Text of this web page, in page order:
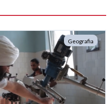
Geografia